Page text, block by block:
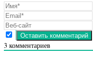
3 комментариев